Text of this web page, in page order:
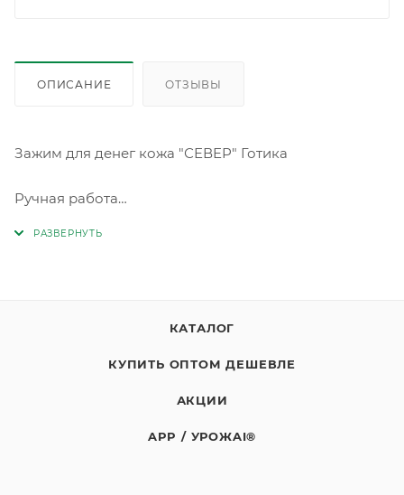
ОПИСАНИЕ ОТЗЫВЫ
Зажим для денег кожа "СЕВЕР" Готика
Ручная работа
КАТАЛОГ
КУПИТЬ ОПТОМ ДЕШЕВЛЕ
АКЦИИ
APP / УРОЖAI®